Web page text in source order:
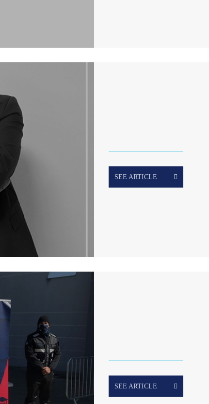
SEE ARTICLE
SEE ARTICLE